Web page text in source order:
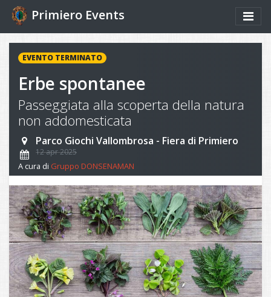
Primiero Events
EVENTO TERMINATO
Erbe spontanee
Passeggiata alla scoperta della natura
non addomesticata
Parco Giochi Vallombrosa - Fiera di Primiero
12 apr 2025
A cura di Gruppo DONSENAMAN